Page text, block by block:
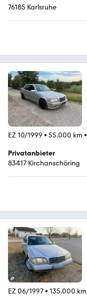
76185 Karlsruhe
EZ 10/1999 • 55.000 km •
Privatanbieter
83417 Kirchanschöring
EZ 06/1997• 135.000 km